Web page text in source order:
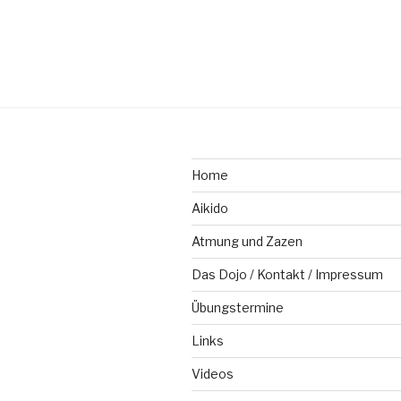
Home
Aikido
Atmung und Zazen
Das Dojo / Kontakt / Impressum
Übungstermine
Links
Videos